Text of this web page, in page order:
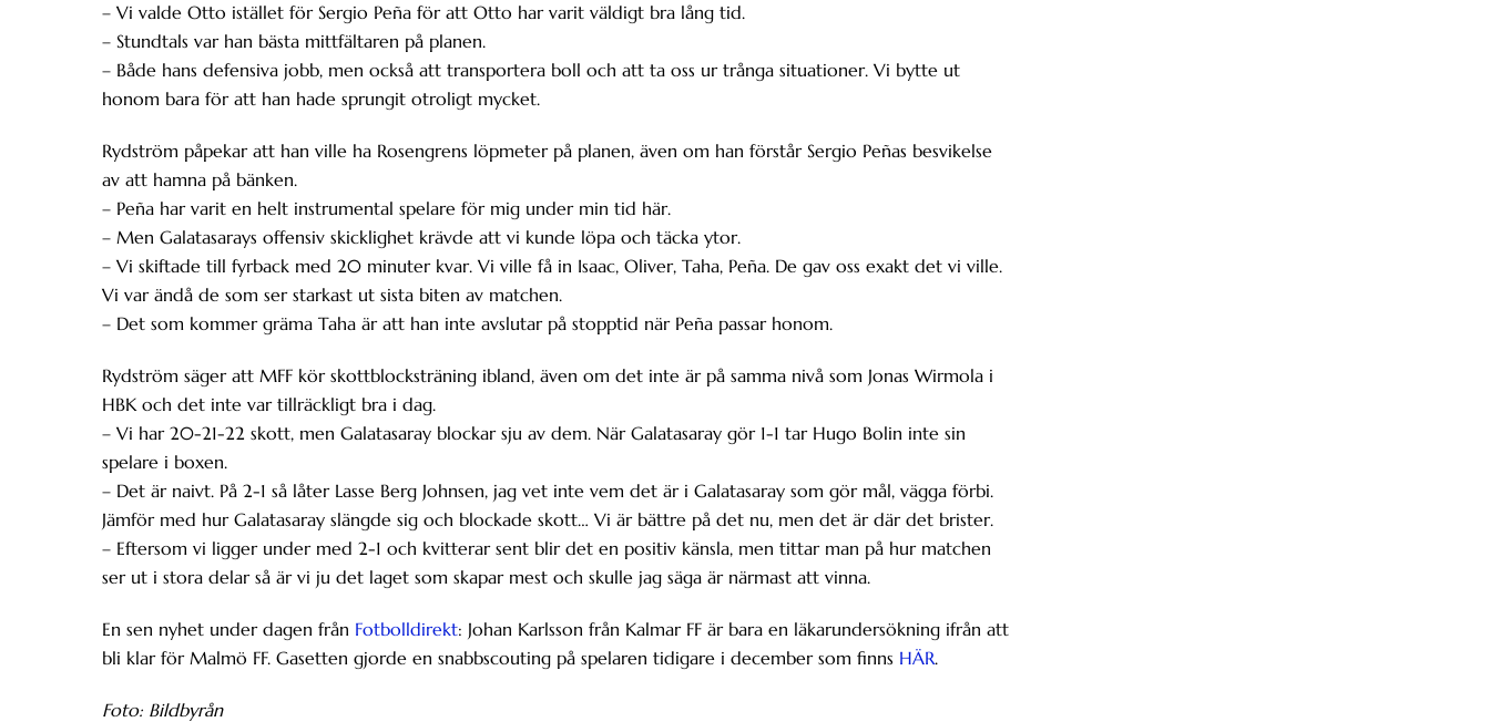
– Vi valde Otto istället för Sergio Peña för att Otto har varit väldigt bra lång tid.
– Stundtals var han bästa mittfältaren på planen.
– Både hans defensiva jobb, men också att transportera boll och att ta oss ur trånga situationer. Vi bytte ut
honom bara för att han hade sprungit otroligt mycket.
Rydström påpekar att han ville ha Rosengrens löpmeter på planen, även om han förstår Sergio Peñas besvikelse
av att hamna på bänken.
– Peña har varit en helt instrumental spelare för mig under min tid här.
– Men Galatasarays offensiv skicklighet krävde att vi kunde löpa och täcka ytor.
– Vi skiftade till fyrback med 20 minuter kvar. Vi ville få in Isaac, Oliver, Taha, Peña. De gav oss exakt det vi ville.
Vi var ändå de som ser starkast ut sista biten av matchen.
– Det som kommer gräma Taha är att han inte avslutar på stopptid när Peña passar honom.
Rydström säger att MFF kör skottblocksträning ibland, även om det inte är på samma nivå som Jonas Wirmola i
HBK och det inte var tillräckligt bra i dag.
– Vi har 20-21-22 skott, men Galatasaray blockar sju av dem. När Galatasaray gör 1-1 tar Hugo Bolin inte sin
spelare i boxen.
– Det är naivt. På 2-1 så låter Lasse Berg Johnsen, jag vet inte vem det är i Galatasaray som gör mål, vägga förbi.
Jämför med hur Galatasaray slängde sig och blockade skott… Vi är bättre på det nu, men det är där det brister.
– Eftersom vi ligger under med 2-1 och kvitterar sent blir det en positiv känsla, men tittar man på hur matchen
ser ut i stora delar så är vi ju det laget som skapar mest och skulle jag säga är närmast att vinna.
En sen nyhet under dagen från Fotbolldirekt: Johan Karlsson från Kalmar FF är bara en läkarundersökning ifrån att
bli klar för Malmö FF. Gasetten gjorde en snabbscouting på spelaren tidigare i december som finns HÄR.
Foto: Bildbyrån